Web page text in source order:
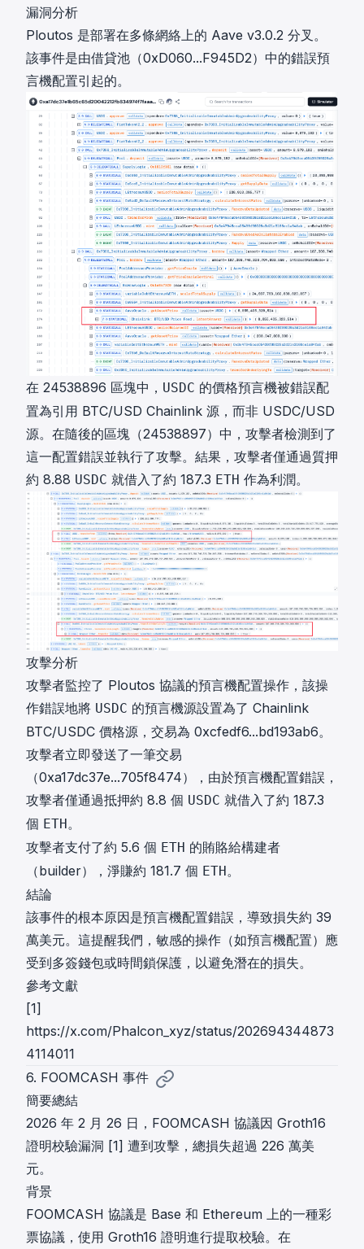
漏洞分析
Ploutos 是部署在多條網絡上的 Aave v3.0.2 分叉。
該事件是由借貸池（0xD060...F945D2）中的錯誤預
言機配置引起的。
在 24538896 區塊中， USDC 的價格預言機被錯誤配
置為引用 BTC/USD Chainlink 源，而非 USDC/USD
源。在隨後的區塊（24538897）中，攻擊者檢測到了
這一配置錯誤並執行了攻擊。結果，攻擊者僅通過質押
約 8.88 USDC 就借入了約 187.3 ETH 作為利潤。
攻擊分析
攻擊者監控了 Ploutos 協議的預言機配置操作，該操
作錯誤地將 USDC 的預言機源設置為了 Chainlink
BTC/USDC 價格源，交易為 0xcfedf6...bd193ab6。
攻擊者立即發送了一筆交易
（0xa17dc37e...705f8474），由於預言機配置錯誤，
攻擊者僅通過抵押約 8.8 個 USDC 就借入了約 187.3
個 ETH 。
攻擊者支付了約 5.6 個 ETH 的賄賂給構建者
（builder），淨賺約 181.7 個 ETH 。
結論
該事件的根本原因是預言機配置錯誤，導致損失約 39
萬美元。這提醒我們，敏感的操作（如預言機配置）應
受到多簽錢包或時間鎖保護，以避免潛在的損失。
參考文獻
[1]
https://x.com/Phalcon_xyz/status/202694344873
4114011
6. FOOMCASH 事件
簡要總結
2026 年 2 月 26 日，FOOMCASH 協議因 Groth16
證明校驗漏洞 [1] 遭到攻擊，總損失超過 226 萬美
元。
背景
FOOMCASH 協議是 Base 和 Ethereum 上的一種彩
票協議，使用 Groth16 證明進行提取校驗。在